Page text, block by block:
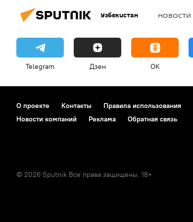
Узбекистан НОВОСТИ
Telegram Дзен OK
О проекте Контакты Правила использования
Новости компаний
Реклама Обратная связь
© 2026 Sputnik Все права защищены. 18+